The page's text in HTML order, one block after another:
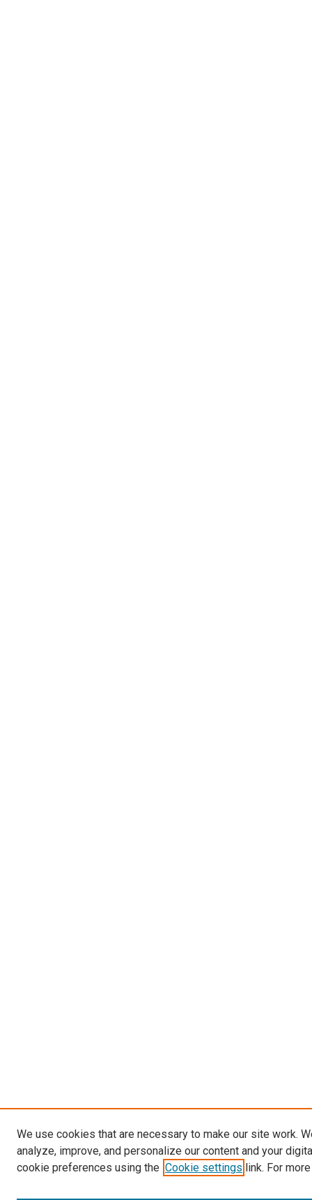
We use cookies that are necessary to make our site work.
analyze, improve, and personalize our content and your
cookie preferences using the Cookie settings link. For